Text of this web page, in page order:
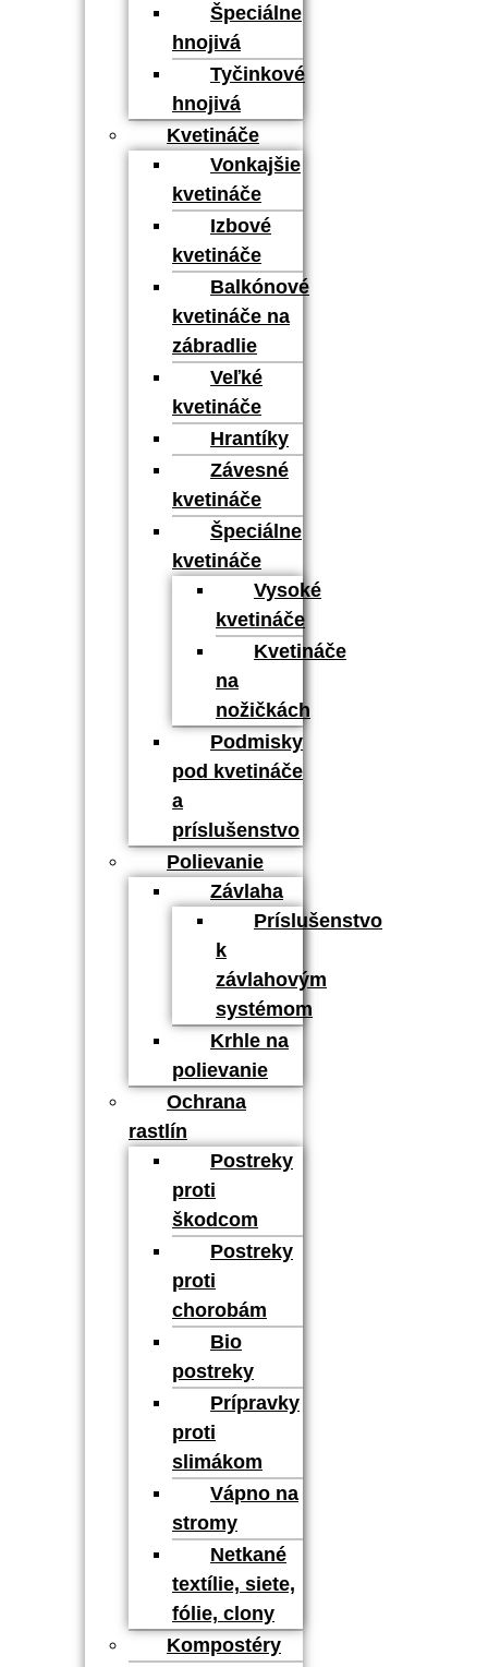
Špeciálne
hnojivá
Tyčinkové
hnojivá
Kvetináče
Vonkajšie
kvetináče
Izbové
kvetináče
Balkónové
kvetináče na
zábradlie
Veľké
kvetináče
Hrantíky
Závesné
kvetináče
Špeciálne
kvetináče
Vysoké
kvetináče
Kvetináče
na
nožičkách
Podmisky
pod kvetináče
a
príslušenstvo
Polievanie
Závlaha
Príslušenstvo
k
závlahovým
systémom
Krhle na
polievanie
Ochrana
rastlín
Postreky
proti
škodcom
Postreky
proti
chorobám
Bio
postreky
Prípravky
proti
slimákom
Vápno na
stromy
Netkané
textílie, siete,
fólie, clony
Kompostéry